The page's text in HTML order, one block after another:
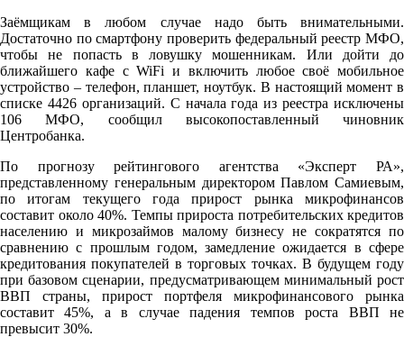
Заёмщикам в любом случае надо быть внимательными.
Достаточно по смартфону проверить федеральный реестр МФО,
чтобы не попасть в ловушку мошенникам. Или дойти до
ближайшего кафе с WiFi и включить любое своё мобильное
устройство – телефон, планшет, ноутбук. В настоящий момент в
списке 4426 организаций. С начала года из реестра исключены
106 МФО, сообщил высокопоставленный чиновник
Центробанка.
По прогнозу рейтингового агентства «Эксперт РА»,
представленному генеральным директором Павлом Самиевым,
по итогам текущего года прирост рынка микрофинансов
составит около 40%. Темпы прироста потребительских кредитов
населению и микрозаймов малому бизнесу не сократятся по
сравнению с прошлым годом, замедление ожидается в сфере
кредитования покупателей в торговых точках. В будущем году
при базовом сценарии, предусматривающем минимальный рост
ВВП страны, прирост портфеля микрофинансового рынка
составит 45%, а в случае падения темпов роста ВВП не
превысит 30%.